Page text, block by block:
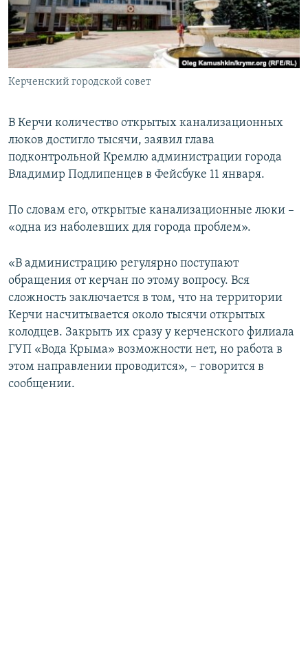
ПОБЕДИТЕЛЕЙ НЕ СУДЯТ?
КРЫМ.НЕПОКОРЕННЫЙ
ELIFBE
УКРАИНСКАЯ ПРОБЛЕМА КРЫМА
ПРИСОЕДИНЯЙТЕСЬ!
Керченский городской совет
В Керчи количество открытых канализационных
люков достигло тысячи, заявил глава
подконтрольной Кремлю администрации города
Владимир Подлипенцев в Фейсбуке 11 января.
По словам его, открытые канализационные люки –
«одна из наболевших для города проблем».
«В администрацию регулярно поступают
обращения от керчан по этому вопросу. Вся
сложность заключается в том, что на территории
Керчи насчитывается около тысячи открытых
колодцев. Закрыть их сразу у керченского филиала
ГУП «Вода Крыма» возможности нет, но работа в
этом направлении проводится», – говорится в
сообщении.